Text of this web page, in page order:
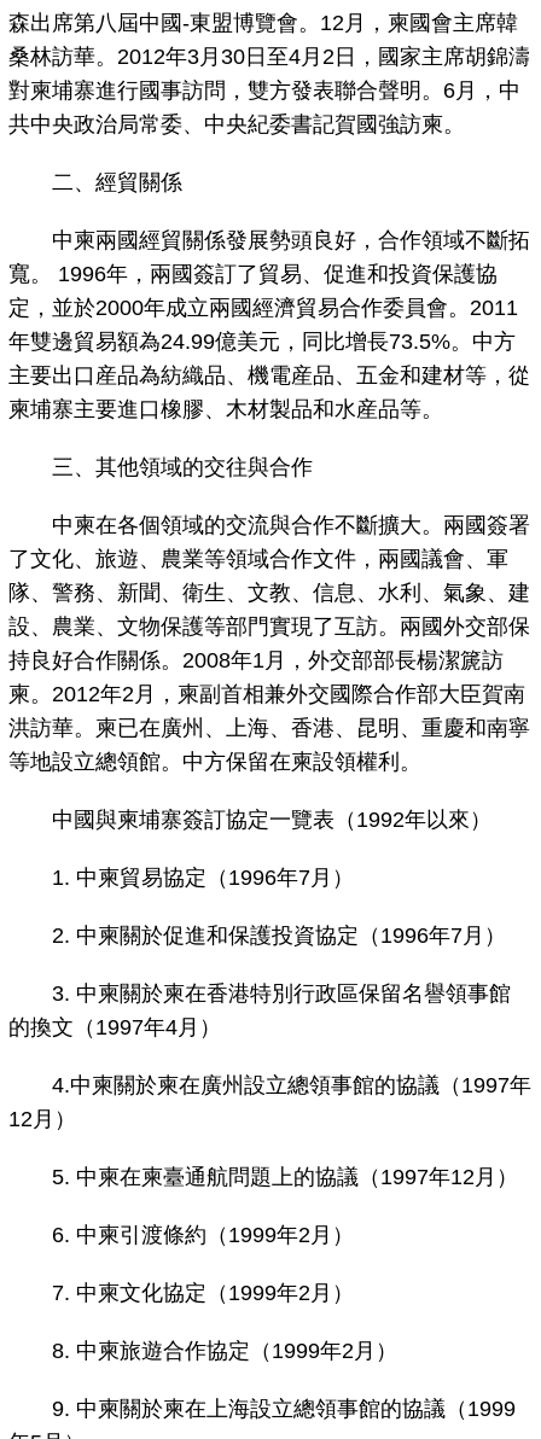
森出席第八屆中國-東盟博覽會。12月，柬國會主席韓
桑林訪華。2012年3月30日至4月2日，國家主席胡錦濤
對柬埔寨進行國事訪問，雙方發表聯合聲明。6月，中
共中央政治局常委、中央紀委書記賀國強訪柬。
二、經貿關係
中柬兩國經貿關係發展勢頭良好，合作領域不斷拓
寬。 1996年，兩國簽訂了貿易、促進和投資保護協
定，並於2000年成立兩國經濟貿易合作委員會。2011
年雙邊貿易額為24.99億美元，同比增長73.5%。中方
主要出口産品為紡織品、機電産品、五金和建材等，從
柬埔寨主要進口橡膠、木材製品和水産品等。
三、其他領域的交往與合作
中柬在各個領域的交流與合作不斷擴大。兩國簽署
了文化、旅遊、農業等領域合作文件，兩國議會、軍
隊、警務、新聞、衛生、文教、信息、水利、氣象、建
設、農業、文物保護等部門實現了互訪。兩國外交部保
持良好合作關係。2008年1月，外交部部長楊潔篪訪
柬。2012年2月，柬副首相兼外交國際合作部大臣賀南
洪訪華。柬已在廣州、上海、香港、昆明、重慶和南寧
等地設立總領館。中方保留在柬設領權利。
中國與柬埔寨簽訂協定一覽表（1992年以來）
1. 中柬貿易協定（1996年7月）
2. 中柬關於促進和保護投資協定（1996年7月）
3. 中柬關於柬在香港特別行政區保留名譽領事館
的換文（1997年4月）
4.中柬關於柬在廣州設立總領事館的協議（1997年
12月）
5. 中柬在柬臺通航問題上的協議（1997年12月）
6. 中柬引渡條約（1999年2月）
7. 中柬文化協定（1999年2月）
8. 中柬旅遊合作協定（1999年2月）
9. 中柬關於柬在上海設立總領事館的協議（1999